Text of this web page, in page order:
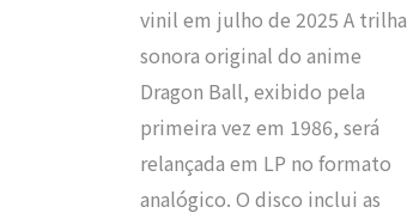
vinil em julho de 2025 A trilha
sonora original do anime
Dragon Ball, exibido pela
primeira vez em 1986, será
relançada em LP no formato
analógico. O disco inclui as